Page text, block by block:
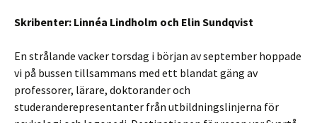
Skribenter: Linnéa Lindholm och Elin Sundqvist
En strålande vacker torsdag i början av september hoppade
vi på bussen tillsammans med ett blandat gäng av
professorer, lärare, doktorander och
studeranderepresentanter från utbildningslinjerna för